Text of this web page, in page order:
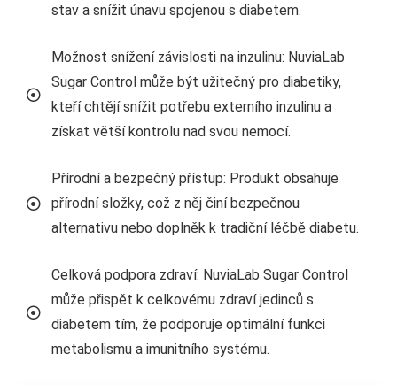
stav a snížit únavu spojenou s diabetem.
Možnost snížení závislosti na inzulinu: NuviaLab
Sugar Control může být užitečný pro diabetiky,
kteří chtějí snížit potřebu externího inzulinu a
získat větší kontrolu nad svou nemocí.
Přírodní a bezpečný přístup: Produkt obsahuje
přírodní složky, což z něj činí bezpečnou
alternativu nebo doplněk k tradiční léčbě diabetu.
Celková podpora zdraví: NuviaLab Sugar Control
může přispět k celkovému zdraví jedinců s
diabetem tím, že podporuje optimální funkci
metabolismu a imunitního systému.